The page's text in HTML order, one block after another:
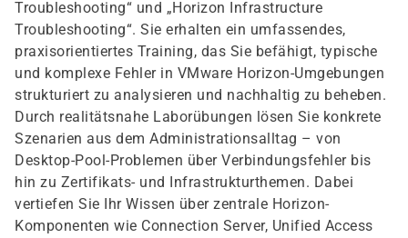
Troubleshooting“ und „Horizon Infrastructure
Troubleshooting“. Sie erhalten ein umfassendes,
praxisorientiertes Training, das Sie befähigt, typische
und komplexe Fehler in VMware Horizon-Umgebungen
strukturiert zu analysieren und nachhaltig zu beheben.
Durch realitätsnahe Laborübungen lösen Sie konkrete
Szenarien aus dem Administrationsalltag – von
Desktop-Pool-Problemen über Verbindungsfehler bis
hin zu Zertifikats- und Infrastrukturthemen. Dabei
vertiefen Sie Ihr Wissen über zentrale Horizon-
Komponenten wie Connection Server, Unified Access